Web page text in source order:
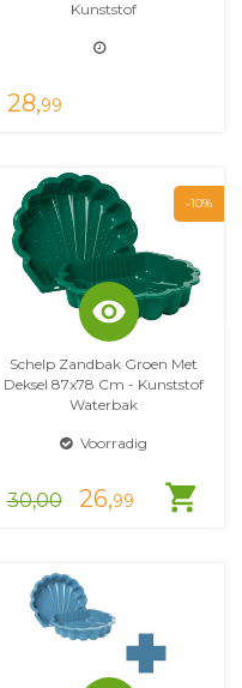
Kunststof
28,99
-10%
visibility
shopping_cart
Schelp Zandbak Groen Met
Deksel 87x78 Cm - Kunststof
Waterbak
Voorradig
30,00 26,99